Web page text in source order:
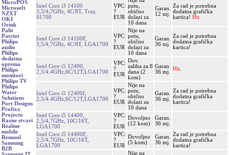
MicroPOS
Microsoft
NZXT
OKI
Orink
Palit
Patriot
Philips
audio
Philips
dodatna
oprema
Philips
monitori
Philips TV
Philips
Water
Solutions
Port Designs
Profixx
Projecto
Razne stvari
Realme
mobile
Renusol
Samsung
B2B
Intel Core i3 14100
3,5/4,7GHz, 4C/8T, Tray,
S1700
VPC:
?
EUR
putu,
obično
dolazi za
10 dana
Garan.
12 mj.
Za rad je potrebna
dodatna grafička
kartica! Hit.
Intel Core i3 14100F,
3,5/4,7GHz, 4C/8T, LGA1700
VPC:
?
EUR
Nije na
putu,
obično
dolazi za
10 dana
Garan.
36 mj.
Za rad je potrebna
dodatna grafička
kartica!
Intel Core i5 12400,
2,5/4.4GHz,6C/12T,LGA1700
VPC:
?
EUR
Dov.
zaliha za 8
dana (2
kom)
Garan.
36 mj.
Hit.
Intel Core i5 12400f,
2,5/4.4GHz,6C/12T,LGA1700
VPC:
?
EUR
Nije na
putu,
obično
dolazi za
10 dana
Garan.
36 mj.
Za rad je potrebna
dodatna grafička
kartica!
Intel Core i5 14400,
2,5/4,7GHz, 10C/16T,
LGA1700
VPC:
?
EUR
Dovoljno
(12 kom)
Garan.
36 mj.
Intel Core i5 14400F,
2,5/4,7GHz, 10C/16T,
LGA1700
VPC:
?
EUR
Dovoljno
(5 kom)
Garan.
36 mj.
Za rad je potrebna
dodatna grafička
kartica!
Nije na